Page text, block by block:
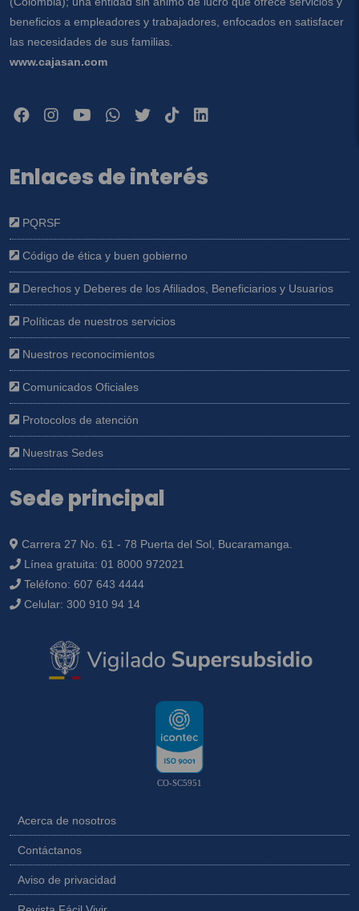
beneficios a empleadores y trabajadores, enfocados en satisfacer
las necesidades de sus familias.
www.cajasan.com
Enlaces de interés
PQRSF
Código de ética y buen gobierno
Derechos y Deberes de los Afiliados, Beneficiarios y Usuarios
Políticas de nuestros servicios
Nuestros reconocimientos
Comunicados Oficiales
Protocolos de atención
Nuestras Sedes
Sede principal
Carrera 27 No. 61 - 78 Puerta del Sol, Bucaramanga.
Línea gratuita: 01 8000 972021
Teléfono: 607 643 4444
Celular: 300 910 94 14
CO-SC5951
Acerca de nosotros
Contáctanos
Aviso de privacidad